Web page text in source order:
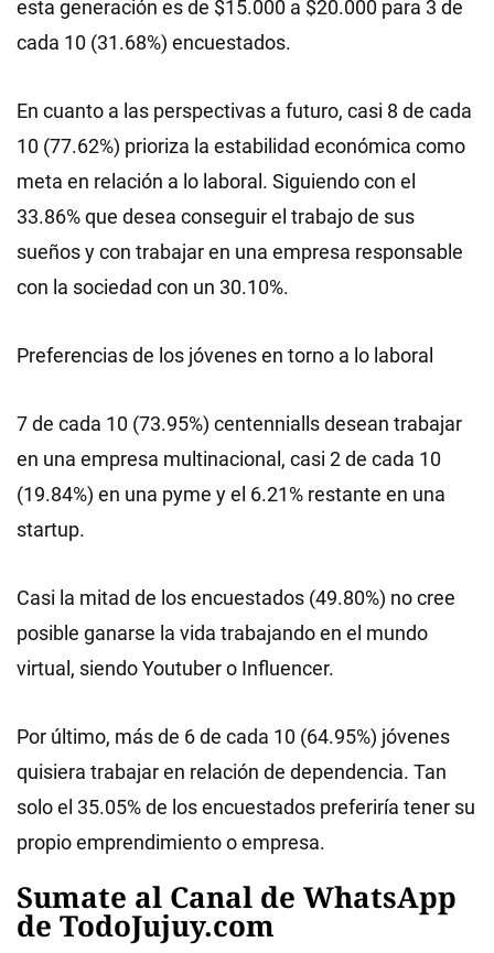
esta generación es de $15.000 a $20.000 para 3 de
cada 10 (31.68%) encuestados.
En cuanto a las perspectivas a futuro, casi 8 de cada
10 (77.62%) prioriza la estabilidad económica como
meta en relación a lo laboral. Siguiendo con el
33.86% que desea conseguir el trabajo de sus
sueños y con trabajar en una empresa responsable
con la sociedad con un 30.10%.
Preferencias de los jóvenes en torno a lo laboral
7 de cada 10 (73.95%) centennialls desean trabajar
en una empresa multinacional, casi 2 de cada 10
(19.84%) en una pyme y el 6.21% restante en una
startup.
Casi la mitad de los encuestados (49.80%) no cree
posible ganarse la vida trabajando en el mundo
virtual, siendo Youtuber o Influencer.
Por último, más de 6 de cada 10 (64.95%) jóvenes
quisiera trabajar en relación de dependencia. Tan
solo el 35.05% de los encuestados preferiría tener su
propio emprendimiento o empresa.
Sumate al Canal de WhatsApp
de TodoJujuy.com